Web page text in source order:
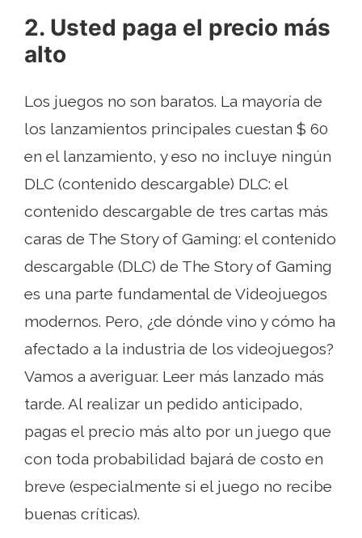
2. Usted paga el precio más
alto
Los juegos no son baratos. La mayoría de
los lanzamientos principales cuestan $ 60
en el lanzamiento, y eso no incluye ningún
DLC (contenido descargable) DLC: el
contenido descargable de tres cartas más
caras de The Story of Gaming: el contenido
descargable (DLC) de The Story of Gaming
es una parte fundamental de Videojuegos
modernos. Pero, ¿de dónde vino y cómo ha
afectado a la industria de los videojuegos?
Vamos a averiguar. Leer más lanzado más
tarde. Al realizar un pedido anticipado,
pagas el precio más alto por un juego que
con toda probabilidad bajará de costo en
breve (especialmente si el juego no recibe
buenas críticas).